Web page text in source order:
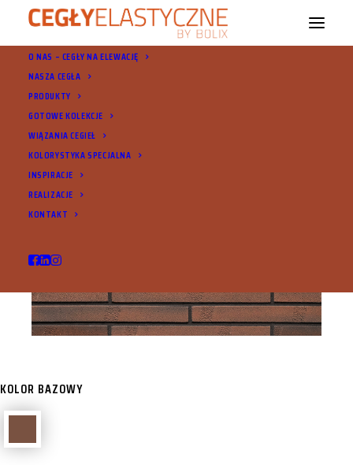
O NAS – CEGŁY NA ELEWACJĘ
NASZA CEGŁA
PRODUKTY
GOTOWE KOLEKCJE
WIĄZANIA CEGIEŁ
KOLORYSTYKA SPECJALNA
INSPIRACJE
REALIZACJE
KONTAKT
KOLOR BAZOWY